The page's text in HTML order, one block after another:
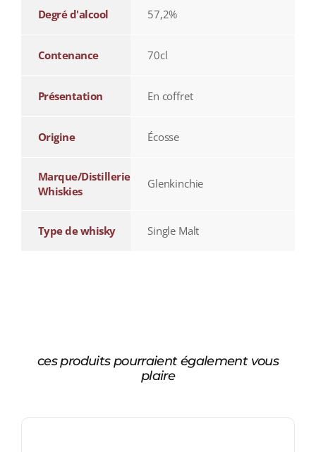
Degré d'alcool 57,2%
Contenance 70cl
Présentation En coffret
Origine Écosse
Marque/Distillerie
Whiskies
Glenkinchie
Type de whisky Single Malt
ces produits pourraient également vous
plaire